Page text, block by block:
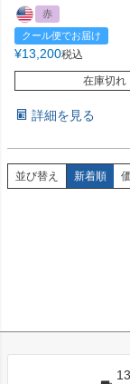
赤
クール便でお届け
¥13,200税込
在庫切れ
詳細を見る
並び替え 新着順